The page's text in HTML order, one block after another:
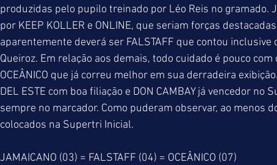
produzidas pelo pupilo treinado por Léo Reis no gramado.
por KEEP KOLLER e ONLINE, que seriam forças
aparentemente deverá ser FALSTAFF que contou
Queiroz. Em relação aos demais, todo cuidado é pouco
OCEÂNICO que já correu melhor em sua derradeira
DEL ESTE com boa filiação e DON CAMBAY já vencedor no
sempre no marcador. Como puderam observar, ao menos
colocados na Supertri Inicial.
JAMAICANO (03) = FALSTAFF (04) = OCEÂNICO (07)